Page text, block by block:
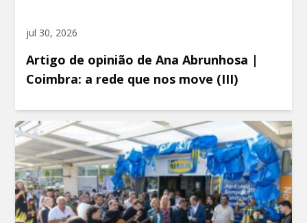
jul 30, 2026
Artigo de opinião de Ana Abrunhosa |
Coimbra: a rede que nos move (III)